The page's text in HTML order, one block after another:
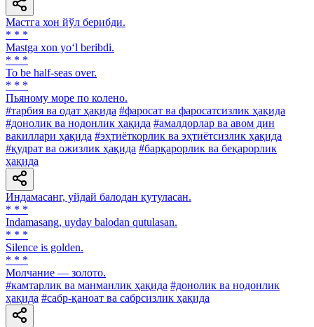
Мастга хон йўл берибди.
* * *
Mastga xon yo‘l beribdi.
* * *
To be half-seas over.
* * *
Пьяному море по колено.
#тарбия ва одат ҳақида #фаросат ва фаросатсизлик ҳақида
#донолик ва нодонлик ҳақида #амалдорлар ва авом дин
вакиллари ҳақида #эҳтиёткорлик ва эҳтиётсизлик ҳақида
#қудрат ва ожизлик ҳақида #барқарорлик ва беқарорлик
ҳақида
Индамасанг, уйдай балодан қутуласан.
* * *
Indamasang, uyday balodan qutulasan.
* * *
Silence is golden.
* * *
Молчание — золото.
#камтарлик ва манманлик ҳақида #донолик ва нодонлик
ҳақида #сабр-қаноат ва сабрсизлик ҳақида